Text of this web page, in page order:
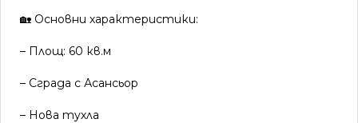
🏡 Основни характеристики:
– Площ: 60 кв.м
– Сграда с Асансьор
– Нова тухла